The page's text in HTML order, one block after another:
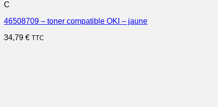
C
46508709 – toner compatible OKI – jaune
34,79 € TTC